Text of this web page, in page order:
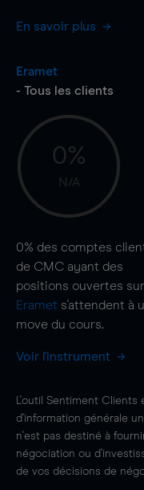
En savoir plus
Eramet
- Tous les clients
0%
N/A
0% des comptes
de CMC ayant des
positions ouvertes sur
Eramet s'attendent à
move du cours.
Voir l'instrument
L'outil Sentiment
d'information générale
n'est pas destiné à
négociation ou
de vos décisions de